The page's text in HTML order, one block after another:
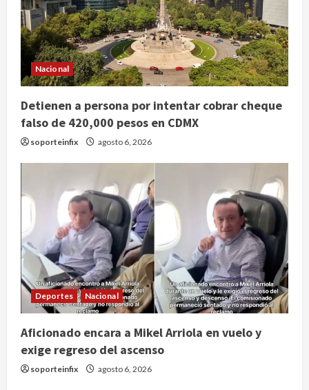
Nacional
Detienen a persona por intentar cobrar cheque
falso de 420,000 pesos en CDMX
soporteinfix agosto 6, 2026
Deportes Nacional
Aficionado encara a Mikel Arriola en vuelo y
exige regreso del ascenso
soporteinfix agosto 6, 2026
2
Internacional
autolesionarse en vivo por TikTok
en Miami
agosto 6, 2026